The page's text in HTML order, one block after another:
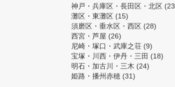
神戸・兵庫区・長田区・北区
灘区・東灘区 (15)
須磨区・垂水区・西区 (28)
西宮・芦屋 (26)
尼崎・塚口・武庫之荘 (9)
宝塚・川西・伊丹・三田 (18)
明石・加古川・三木 (24)
姫路・播州赤穂 (31)